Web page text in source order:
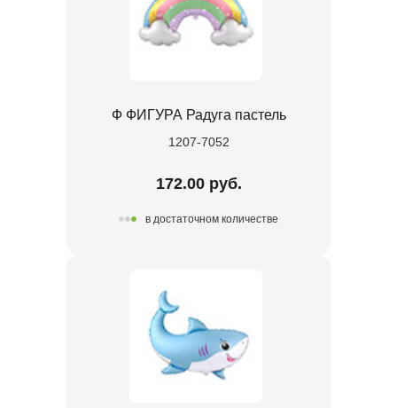
Ф ФИГУРА Радуга пастель
1207-7052
172.00 руб.
в достаточном количестве